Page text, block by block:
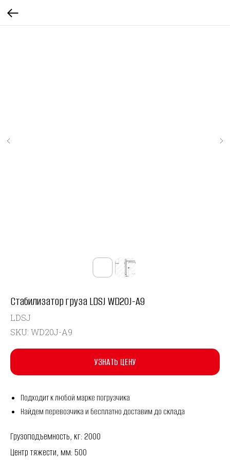
Стабилизатор груза LDSJ WD20J-A9
LDSJ
SKU: WD20J-A9
УЗНАТЬ ЦЕНУ
Подходит к любой марке погрузчика
Найдем перевозчика и бесплатно доставим до склада
Грузоподъемность, кг: 2000
Центр тяжести, мм: 500